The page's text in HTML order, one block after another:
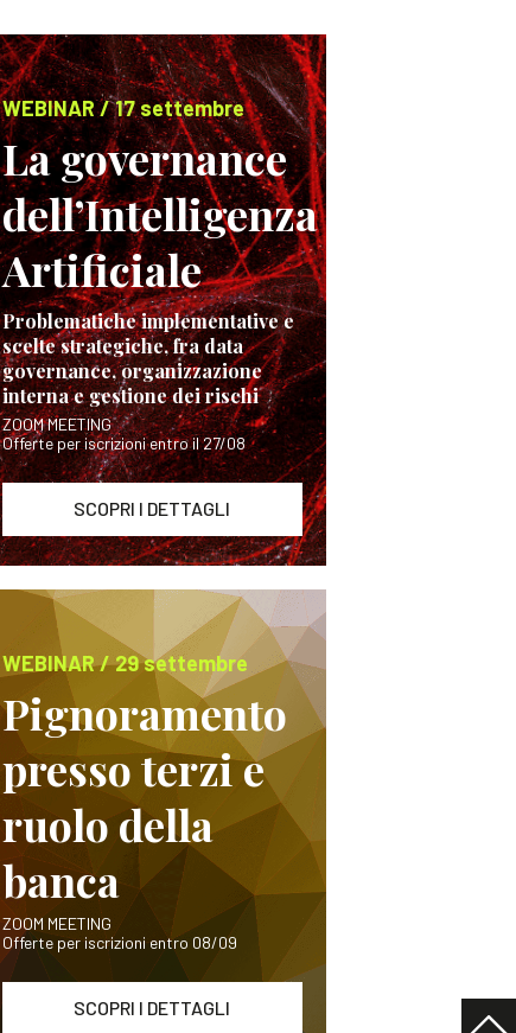
WEBINAR / 17 settembre
La governance
dell’Intelligenza
Artificiale
Problematiche implementative e
scelte strategiche, fra data
governance, organizzazione
interna e gestione dei rischi
ZOOM MEETING
Offerte per iscrizioni entro il 27/08
SCOPRI I DETTAGLI
WEBINAR / 29 settembre
Pignoramento
presso terzi e
ruolo della
banca
ZOOM MEETING
Offerte per iscrizioni entro 08/09
SCOPRI I DETTAGLI